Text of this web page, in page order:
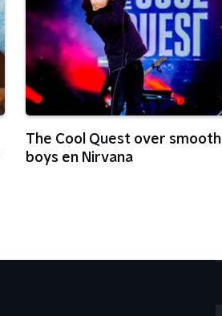
The Cool Quest over smooth
boys en Nirvana